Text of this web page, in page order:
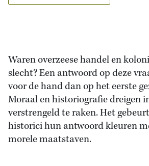
Waren overzeese handel en
slecht? Een antwoord op deze
voor de hand dan op het eerste
Moraal en historiografie dreigen
verstrengeld te raken. Het
historici hun antwoord kleuren
morele maatstaven.